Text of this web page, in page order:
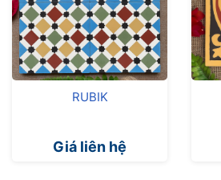
RUBIK
Giá liên hệ